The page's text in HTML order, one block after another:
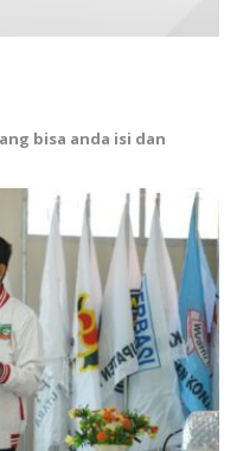
bisa anda isi dan